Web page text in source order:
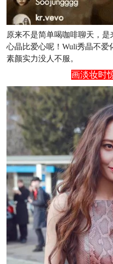
原来不是简单喝咖啡聊天，
心晶比爱心呢！Wuli秀晶不爱
素颜实力没人不服。
画淡妆时